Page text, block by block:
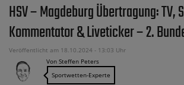
HSV – Magdeburg Übertragung: TV,
Kommentator & Liveticker – 2.
Veröffentlicht am 18.10.2024 - 13:03 Uhr
Von Steffen Peters
Sportwetten-Experte